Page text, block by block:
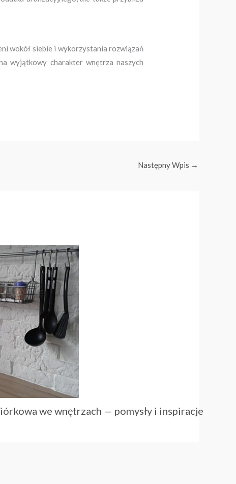
wokół siebie i wykorzystania rozwiązań
wyjątkowy charakter wnętrza naszych
Następny Wpis →
we wnętrzach — pomysły i inspiracje